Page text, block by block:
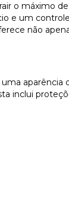
o máximo
e um
não
aparência
inclui